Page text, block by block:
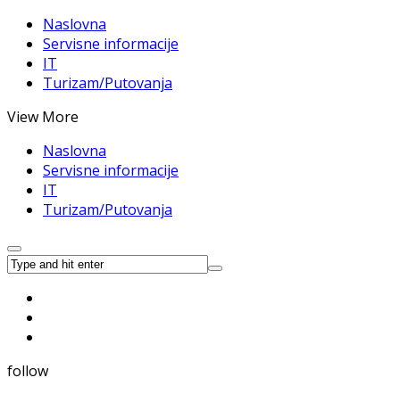
Naslovna
Servisne informacije
IT
Turizam/Putovanja
View More
Naslovna
Servisne informacije
IT
Turizam/Putovanja
follow